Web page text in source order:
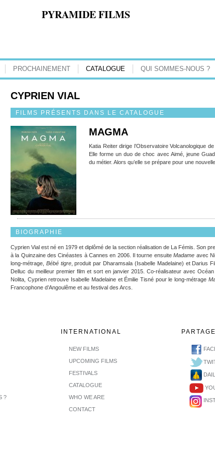
PYRAMIDE FILMS
PROCHAINEMENT CATALOGUE QUI SOMMES-NOUS ?
CYPRIEN VIAL
FILMS PRÉSENTS DANS LE CATALOGUE
MAGMA
Katia Reiter dirige l’Observatoire Volcanologique
Elle forme un duo de choc avec Aimé, jeune
du métier. Alors qu’elle se prépare pour une
BIOGRAPHIE
Cyprien Vial est né en 1979 et diplômé de la section réalisation de La Fémis. Son
à la Quinzaine des Cinéastes à Cannes en 2006. Il tourne ensuiteMadame avec
long-métrage, Bébé tigre, produit par Dharamsala (Isabelle Madelaine) et Darius
Delluc du meilleur premier film et sort en janvier 2015. Co-réalisateur avec
Nolita, Cyprien retrouve Isabelle Madelaine et Émilie Tisné pour le long-métrage
Francophone d’Angoulême et au festival des Arcs.
?
INTERNATIONAL
NEW FILMS
UPCOMING FILMS
FESTIVALS
CATALOGUE
WHO WE ARE
CONTACT